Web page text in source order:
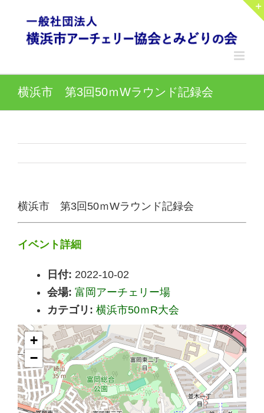
content
横浜市 第3回50ｍWラウンド記録会
横浜市 第3回50ｍWラウンド記録会
イベント詳細
日付: 2022-10-02
会場: 富岡アーチェリー場
カテゴリ: 横浜市50ｍR大会
+
−